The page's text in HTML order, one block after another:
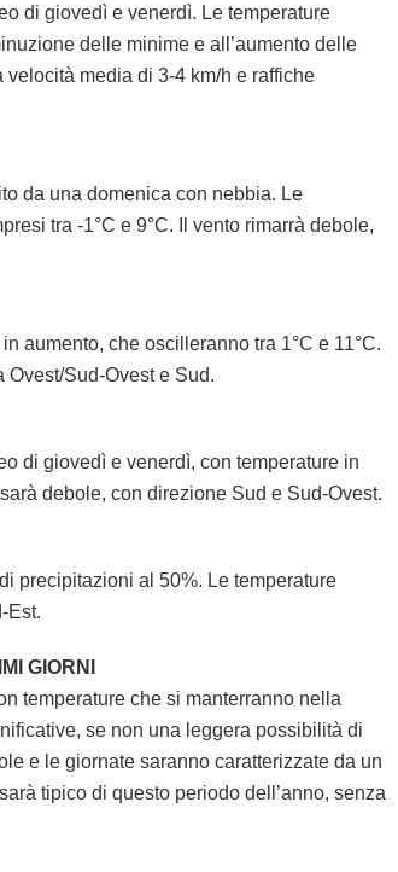
di giovedì e venerdì. Le temperature
delle minime e all’aumento delle
media di 3-4 km/h e raffiche
da una domenica con nebbia. Le
tra -1°C e 9°C. Il vento rimarrà debole,
aumento, che oscilleranno tra 1°C e 11°C.
Ovest/Sud-Ovest e Sud.
di giovedì e venerdì, con temperature in
debole, con direzione Sud e Sud-Ovest.
precipitazioni al 50%. Le temperature
Est.
GIORNI
temperature che si manterranno nella
se non una leggera possibilità di
e le giornate saranno caratterizzate da un
tipico di questo periodo dell’anno, senza